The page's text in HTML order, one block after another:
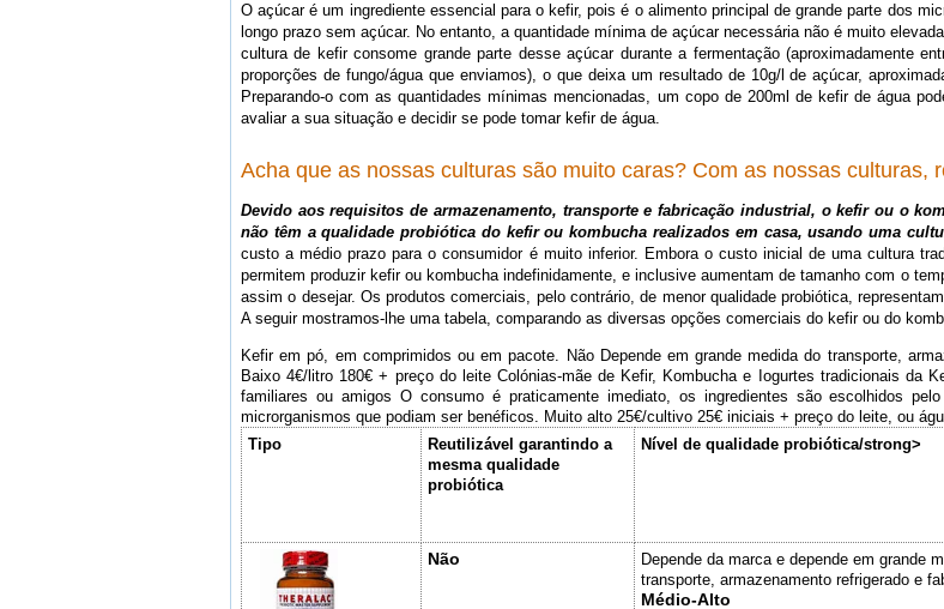
O açúcar é um ingrediente essencial para o kefir, pois é o alimento principal de grande parte dos
longo prazo sem açúcar. No entanto, a quantidade mínima de açúcar necessária não é muito
cultura de kefir consome grande parte desse açúcar durante a fermentação (aproximadamente
proporções de fungo/água que enviamos), o que deixa um resultado de 10g/l de açúcar,
Preparando-o com as quantidades mínimas mencionadas, um copo de 200ml de kefir de água
avaliar a sua situação e decidir se pode tomar kefir de água.
Acha que as nossas culturas são muito caras? Com as nossas culturas,
Devido aos requisitos de armazenamento, transporte e fabricação industrial, o kefir ou o
não têm a qualidade probiótica do kefir ou kombucha realizados em casa, usando uma
custo a médio prazo para o consumidor é muito inferior. Embora o custo inicial de uma cultura
permitem produzir kefir ou kombucha indefinidamente, e inclusive aumentam de tamanho com o
assim o desejar. Os produtos comerciais, pelo contrário, de menor qualidade probiótica,
A seguir mostramos-lhe uma tabela, comparando as diversas opções comerciais do kefir ou do
Kefir em pó, em comprimidos ou em pacote. Não Depende em grande medida do transporte,
Baixo 4€/litro 180€ + preço do leite Colónias-mãe de Kefir, Kombucha e Iogurtes tradicionais da
familiares ou amigos O consumo é praticamente imediato, os ingredientes são escolhidos
microrganismos que podiam ser benéficos. Muito alto 25€/cultivo 25€ iniciais + preço do leite, ou
Tipo
Reutilizável garantindo a
mesma qualidade
probiótica
Nível de qualidade probiótica/strong>
Não
Depende da marca e depende em grande
transporte, armazenamento refrigerado e
Médio-Alto